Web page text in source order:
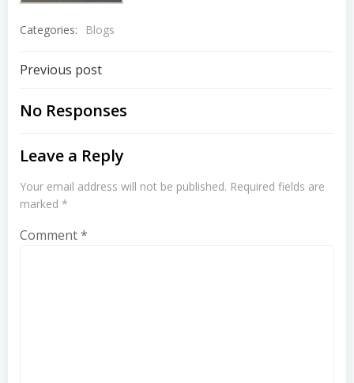
Categories: Blogs
Post
navigation
Previous post
No Responses
Leave a Reply
Your email address will not be published. Required fields are
marked *
Comment*